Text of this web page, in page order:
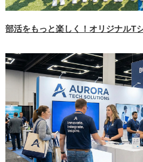
部活をもっと楽しく！オリジナルT